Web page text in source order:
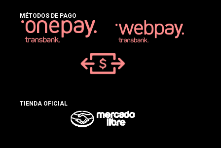
MÉTODOS DE PAGO
TIENDA OFICIAL